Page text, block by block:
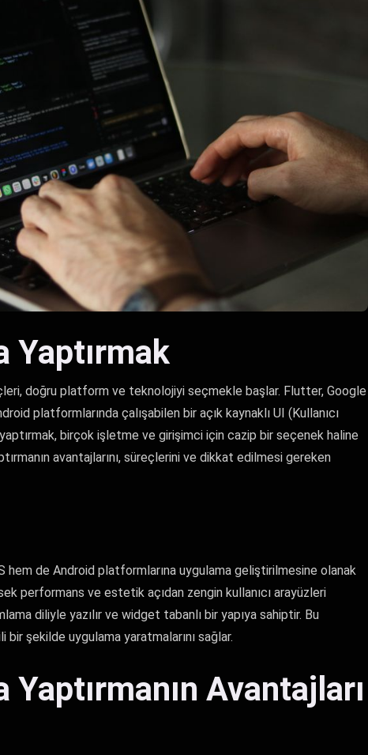
Yaptırmak
doğru platform ve teknolojiyi seçmekle başlar. Flutter, Google
platformlarında çalışabilen bir açık kaynaklı UI (Kullanıcı
birçok işletme ve girişimci için cazip bir seçenek haline
avantajlarını, süreçlerini ve dikkat edilmesi gereken
hem de Android platformlarına uygulama geliştirilmesine olanak
performans ve estetik açıdan zengin kullanıcı arayüzleri
diliyle yazılır ve widget tabanlı bir yapıya sahiptir. Bu
şekilde uygulama yaratmalarını sağlar.
Avantajları